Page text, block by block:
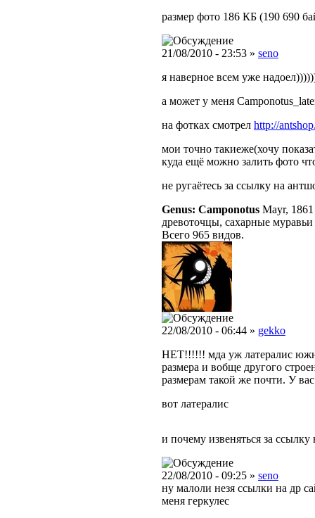
размер фото 186 КБ (190 690
21/08/2010 - 23:53 » seno
я наверное всем уже
а может у меня
на фотках смотрел http://
мои точно такиеже(хочу
куда ещё можно залить фото
не ругаётесь за ссылку на
Genus: Camponotus Mayr, 1861
древоточцы, сахарные муравьи
Всего 965 видов.
22/08/2010 - 06:44 » gekko
НЕТ!!!!!! мда уж латералис
размера и вобще другого
размерам такой же почти. У
вот латералис
и почему извеняться за
22/08/2010 - 09:25 » seno
ну малоли незя ссылки на др
меня геркулес